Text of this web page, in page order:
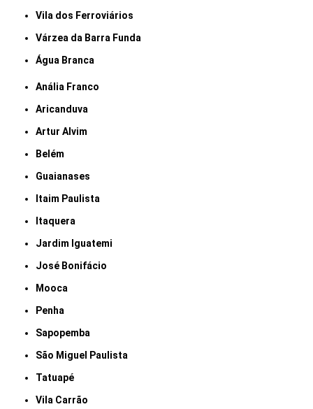
Vila dos Ferroviários
Várzea da Barra Funda
Água Branca
Anália Franco
Aricanduva
Artur Alvim
Belém
Guaianases
Itaim Paulista
Itaquera
Jardim Iguatemi
José Bonifácio
Mooca
Penha
Sapopemba
São Miguel Paulista
Tatuapé
Vila Carrão